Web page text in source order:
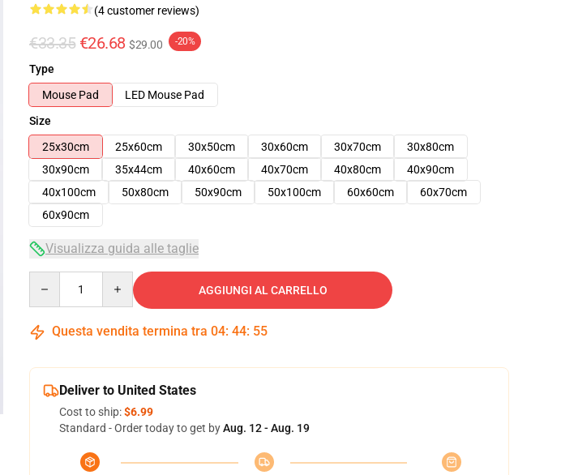
(4 customer reviews)
€33.35 €26.68 $29.00 -20%
Type
Mouse Pad
LED Mouse Pad
Size
25x30cm
25x60cm 30x50cm 30x60cm 30x70cm
30x80cm
30x90cm
35x44cm 40x60cm 40x70cm 40x80cm
40x90cm
40x100cm
50x80cm 50x90cm 50x100cm 60x60cm
60x70cm
60x90cm
Visualizza guida alle taglie
AGGIUNGI AL CARRELLO
Questa vendita termina tra 04: 44: 54
Deliver to United States
Cost to ship:$6.99
Standard - Order today to get byAug. 12 - Aug. 19